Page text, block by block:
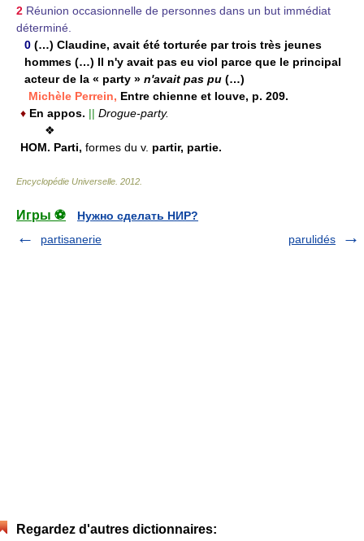
2 Réunion occasionnelle de personnes dans un but immédiat
déterminé.
0 (…) Claudine, avait été torturée par trois très jeunes
hommes (…) Il n'y avait pas eu viol parce que le principal
acteur de la « party » n'avait pas pu (…)
Michèle Perrein, Entre chienne et louve, p. 209.
♦ En appos. || Drogue-party.
❖
HOM. Parti, formes du v. partir, partie.
Encyclopédie Universelle 2012
Игры ⚽
Нужно сделать НИР?
partisanerie
parulidés
Regardez d'autres dictionnaires: